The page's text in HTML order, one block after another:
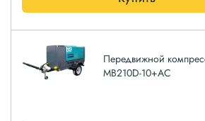
Передвижной
MB210D-10+AC